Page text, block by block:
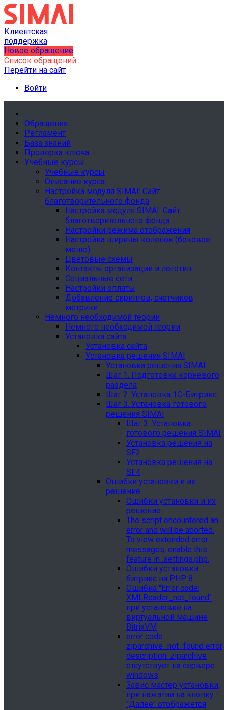
Клиентская
поддержка
Новое обращение
Список обращений
Перейти на сайт
Войти
Обращения
Регламент
База знаний
Проверка ключа
Учебные курсы
Учебные курсы
Описание курса
Настройка модуля SIMAI: Сайт
благотворительного фонда
Настройка модуля SIMAI: Сайт
благотворительного фонда
Настройки режима отображения
Настройка ширины колонок (боковое
меню)
Цветовые схемы
Контакты организации и логотип
Социальные сети
Настройки оплаты
Добавление скриптов, счетчиков
метрики
Немного необходимой теории
Немного необходимой теории
Установка сайта
Установка сайта
Установка решения SIMAI
Установка решения SIMAI
Шаг 1. Подготовка корневого
раздела
Шаг 2. Установка 1С-Битрикс
Шаг 3. Установка готового
решения SIMAI
Шаг 3. Установка
готового решения SIMAI
Установка решения на
SF2
Установка решения на
SF4
Ошибки установки и их
решение
Ошибки установки и их
решение
The script encountered an
error and will be aborted.
To view extended error
messages, enable this
feature in .settings.php.
Ошибки установки
битрикс на PHP 8
Ошибка "Error сode:
XMLReader_not_found"
при установке на
виртуальной машине
BitrixVM
error сode:
ziparchive_not_found error
description: ziparchive
отсутствует на сервере
windows
Завис мастер установки,
при нажатии на кнопку
"Далее" отображется